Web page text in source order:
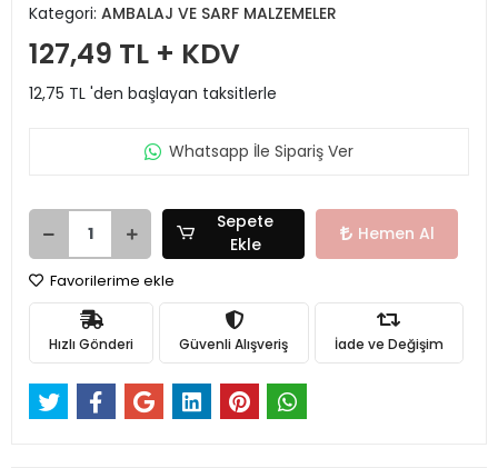
Kategori: AMBALAJ VE SARF MALZEMELER
127,49 TL + KDV
12,75 TL 'den başlayan taksitlerle
Whatsapp İle Sipariş Ver
Sepete
Ekle
Hemen Al
Favorilerime ekle
Hızlı Gönderi Güvenli Alışveriş İade ve Değişim